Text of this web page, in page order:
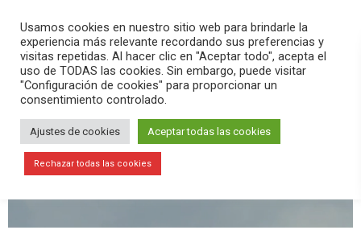
search menu pause PLAY
Usamos cookies en nuestro sitio web para brindarle la
experiencia más relevante recordando sus preferencias y
visitas repetidas. Al hacer clic en "Aceptar todo", acepta el
uso de TODAS las cookies. Sin embargo, puede visitar
"Configuración de cookies" para proporcionar un
consentimiento controlado.
Ajustes de cookies Aceptar todas las cookies
Rechazar todas las cookies